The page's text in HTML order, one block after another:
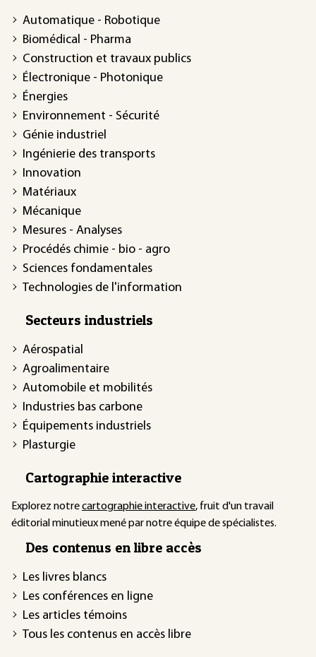
Automatique - Robotique
Biomédical - Pharma
Construction et travaux publics
Électronique - Photonique
Énergies
Environnement - Sécurité
Génie industriel
Ingénierie des transports
Innovation
Matériaux
Mécanique
Mesures - Analyses
Procédés chimie - bio - agro
Sciences fondamentales
Technologies de l'information
Secteurs industriels
Aérospatial
Agroalimentaire
Automobile et mobilités
Industries bas carbone
Équipements industriels
Plasturgie
Cartographie interactive
Explorez notrecartographie interactive, fruit d'un travail
éditorial minutieux mené par notre équipe de spécialistes.
Des contenus en libre accès
Les livres blancs
Les conférences en ligne
Les articles témoins
Tous les contenus en accès libre